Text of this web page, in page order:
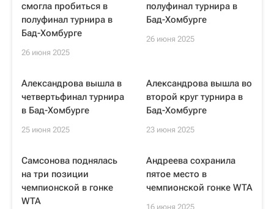
смогла пробиться в
полуфинал турнира в
Бад-Хомбурге
26 июня 2025
полуфинал турнира в
Бад-Хомбурге
26 июня 2025
Александрова вышла в
четвертьфинал турнира
в Бад-Хомбурге
25 июня 2025
Александрова вышла во
второй круг турнира в
Бад-Хомбурге
23 июня 2025
Самсонова поднялась
на три позиции
чемпионской в гонке
WTA
Андреева сохранила
пятое место в
чемпионской гонке WTA
16 июня 2025